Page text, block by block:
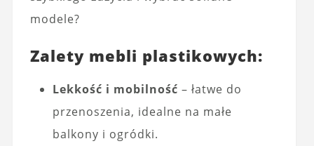
modele?
Zalety mebli plastikowych:
Lekkość i mobilność – łatwe do
przenoszenia, idealne na małe
balkony i ogródki.